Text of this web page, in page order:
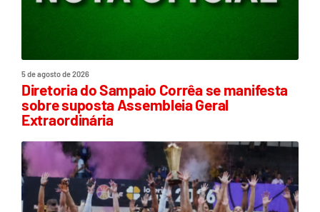
5 de agosto de 2026
Diretoria do Sampaio Corrêa se manifesta
sobre suposta Assembleia Geral
Extraordinária